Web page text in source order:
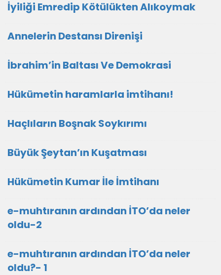
İyiliği Emredip Kötülükten Alıkoymak
Annelerin Destansı Direnişi
İbrahim’in Baltası Ve Demokrasi
Hükümetin haramlarla imtihanı!
Haçlıların Boşnak Soykırımı
Büyük Şeytan’ın Kuşatması
Hükümetin Kumar İle İmtihanı
e-muhtıranın ardından İTO’da neler
oldu-2
e-muhtıranın ardından İTO’da neler
oldu?- 1